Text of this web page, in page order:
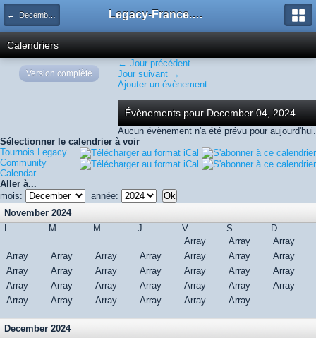
← December 2024 Legacy-France.org - Forum
Calendriers
← Jour précédent
Jour suivant →
Ajouter un évènement
Évènements pour December 04, 2024
Aucun évènement n'a été prévu pour aujourd'hui.
Sélectionner le calendrier à voir
Tournois Legacy
Community
Calendar
Aller à...
mois:
année:
November 2024
L
M M J V S
D
Array
Array
Array
Array
Array Array Array Array Array
Array
Array
Array Array Array Array Array
Array
Array
Array Array Array Array Array
Array
Array
Array Array Array Array Array
December 2024
Version complète